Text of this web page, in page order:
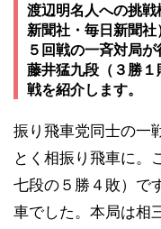
渡辺明名人への挑
新聞社・毎日新聞
５回戦の一斉対局
藤井猛九段（３勝
戦を紹介します。
振り飛車党同士の一
とく相振り飛車に。
七段の５勝４敗）で
車でした。本局は相